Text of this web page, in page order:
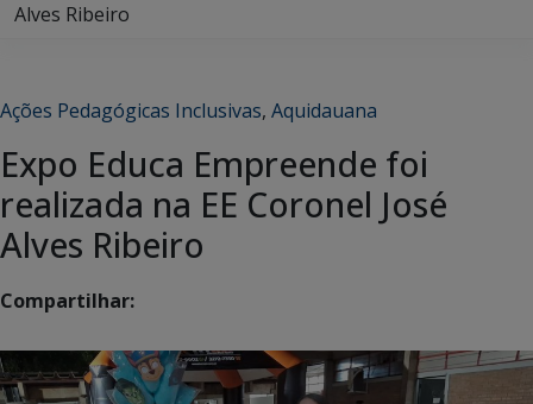
Alves Ribeiro
Ações Pedagógicas Inclusivas, Aquidauana
Expo Educa Empreende foi
realizada na EE Coronel José
Alves Ribeiro
Compartilhar: